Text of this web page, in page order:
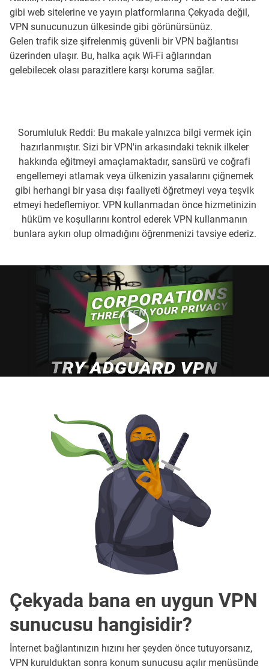
gibi web sitelerine ve yayın platformlarına Çekyada değil,
VPN sunucunuzun ülkesinde gibi görünürsünüz.
Gelen trafik size şifrelenmiş güvenli bir VPN bağlantısı
üzerinden ulaşır. Bu, halka açık Wi-Fi ağlarından
gelebilecek olası parazitlere karşı koruma sağlar.
Sorumluluk Reddi: Bu makale yalnızca bilgi vermek için
hazırlanmıştır. Sizi bir VPN'in arkasındaki teknik ilkeler
hakkında eğitmeyi amaçlamaktadır, sansürü ve coğrafi
engellemeyi atlamak veya ülkenizin yasalarını çiğnemek
gibi herhangi bir yasa dışı faaliyeti öğretmeyi veya teşvik
etmeyi hedeflemiyor. VPN kullanmadan önce hizmetinizin
hüküm ve koşullarını kontrol ederek VPN kullanmanın
bunlara aykırı olup olmadığını öğrenmenizi tavsiye ederiz.
Çekyada bana en uygun VPN
sunucusu hangisidir?
İnternet bağlantınızın hızını her şeyden önce tutuyorsanız,
VPN kurulduktan sonra konum sunucusu açılır menüsünde